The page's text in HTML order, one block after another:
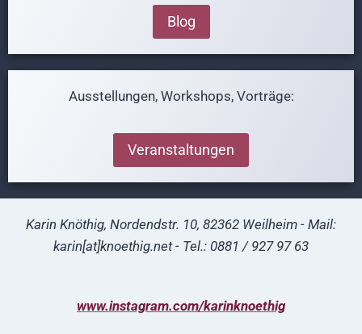
Blog
Ausstellungen, Workshops, Vorträge:
Veranstaltungen
Karin Knöthig, Nordendstr. 10, 82362 Weilheim - Mail:
karin[at]knoethig.net - Tel.: 0881 / 927 97 63
www.instagram.com/karinknoethig